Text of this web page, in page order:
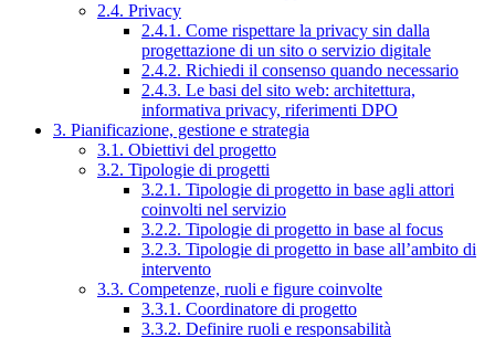
2.4. Privacy
2.4.1. Come rispettare la privacy sin dalla
progettazione di un sito o servizio digitale
2.4.2. Richiedi il consenso quando necessario
2.4.3. Le basi del sito web: architettura,
informativa privacy, riferimenti DPO
3. Pianificazione, gestione e strategia
3.1. Obiettivi del progetto
3.2. Tipologie di progetti
3.2.1. Tipologie di progetto in base agli attori
coinvolti nel servizio
3.2.2. Tipologie di progetto in base al focus
3.2.3. Tipologie di progetto in base all’ambito di
intervento
3.3. Competenze, ruoli e figure coinvolte
3.3.1. Coordinatore di progetto
3.3.2. Definire ruoli e responsabilità